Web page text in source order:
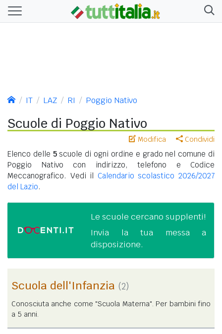
IT LAZ RI Poggio Nativo
Scuole di Poggio Nativo
Modifica Condividi
Elenco delle 5scuole di ogni ordine e grado nel comune di
Poggio Nativo con indirizzo, telefono e Codice
Meccanografico. Vedi il Calendario scolastico 2026/2027
del Lazio.
Le scuole cercano supplenti!
Invia la tua messa a
disposizione.
Scuola dell'Infanzia (2)
Conosciuta anche come "Scuola Materna". Per bambini fino
a 5 anni.